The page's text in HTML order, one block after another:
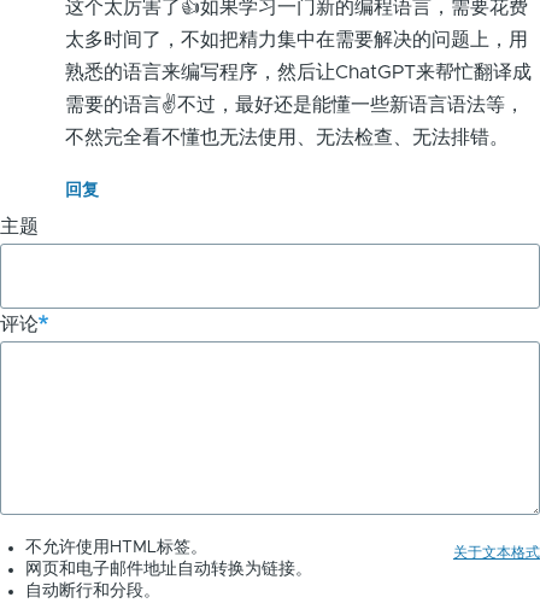
言
-
应
这个太厉害了👍如果学习一门新的编程语言，需要花费
太多时间了，不如把精力集中在需要解决的问题上，用
熟悉的语言来编写程序，然后让ChatGPT来帮忙翻译成
需要的语言✌️不过，最好还是能懂一些新语言语法等，
不然完全看不懂也无法使用、无法检查、无法排错。
回复
主题
评论
关于文本格式
不允许使用HTML标签。
网页和电子邮件地址自动转换为链接。
自动断行和分段。